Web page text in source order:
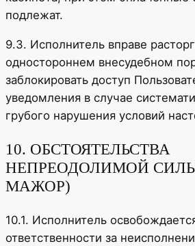
подлежат.
9.3. Исполнитель вправе
одностороннем внесудебном
заблокировать доступ
уведомления в случае
грубого нарушения условий
10. ОБСТОЯТЕЛЬСТВА
НЕПРЕОДОЛИМОЙ
МАЖОР)
10.1. Исполнитель
ответственности за